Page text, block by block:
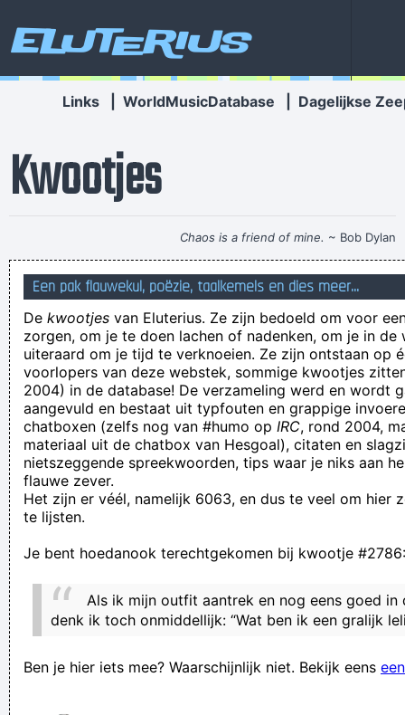
Eluterius
Links WorldMusicDatabase Dagelijkse
Kwootjes
Chaos is a friend of mine. ~ Bob Dylan
We zijn het, op z'n biologisch uitgedrukt, strontzat aan het
worden.
Mightygull: I got picture of weed and a bloke holding an egg
waar is die foutmelding nu weer goed voor
Hij dom onnozel lelijk stinkend manneke.een alien zou dat
gloves,ik niet stupid fuck
natte dromen zijn bedrog
...dat is als gorgelen met snot
Velen hebben al eerder gefaald. Zal JIJ degene zijn die de
proef zal voltooien?
deelnemen is belangrijker dan meedoen
We reviewed the Page you reported vanwege een serieuze
geweldsdreiging and found it doesn't violate our richtlijnen
als god op aarde zou wonen , zouden de mensen zijn ruiten
Een pak flauwekul, poëzie, taalkemels en dies meer...
De kwootjes van Eluterius. Ze zijn bedoeld om voor
zorgen, om je te doen lachen of nadenken, om je in de
uiteraard om je tijd te verknoeien. Ze zijn ontstaan op
voorlopers van deze webstek, sommige kwootjes
2004) in de database! De verzameling werd en wordt
aangevuld en bestaat uit typfouten en grappige
chatboxen (zelfs nog van #humo op IRC, rond 2004,
materiaal uit de chatbox van Hesgoal), citaten en
nietszeggende spreekwoorden, tips waar je niks aan
flauwe zever.
Het zijn er véél, namelijk 6063, en dus te veel om hier
te lijsten.
Je bent hoedanook terechtgekomen bij kwootje #2786:
Als ik mijn outfit aantrek en nog eens goed in
denk ik toch onmiddellijk: “Wat ben ik een gralijk
Ben je hier iets mee? Waarschijnlijk niet. Bekijk eens